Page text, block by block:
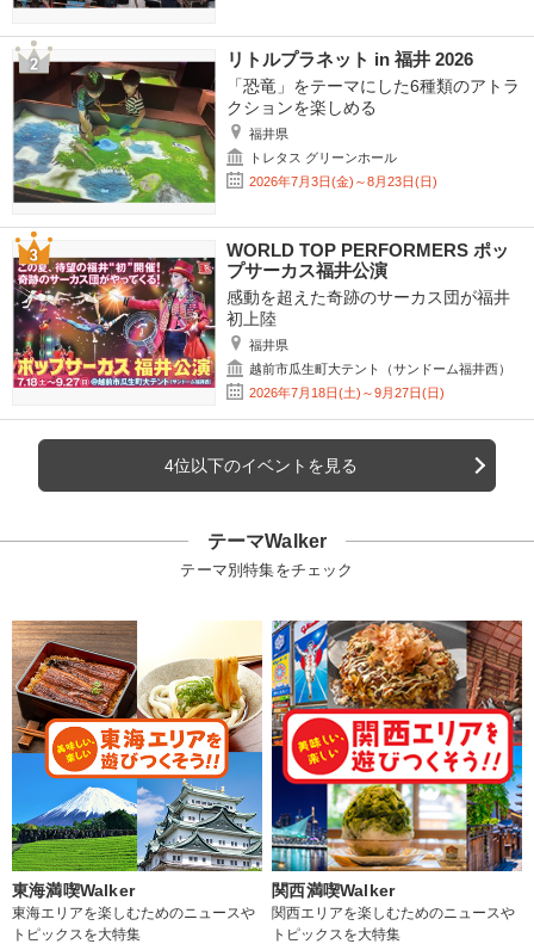
リトルプラネット in 福井 2026
「恐竜」をテーマにした6種類のアトラ
クションを楽しめる
福井県
トレタス グリーンホール
2026年7月3日(金)～8月23日(日)
WORLD TOP PERFORMERS ポッ
プサーカス福井公演
感動を超えた奇跡のサーカス団が福井
初上陸
福井県
越前市瓜生町大テント（サンドーム福井西）
2026年7月18日(土)～9月27日(日)
4位以下のイベントを見る
テーマWalker
テーマ別特集をチェック
東海満喫Walker
東海エリアを楽しむためのニュースや
トピックスを大特集
関西満喫Walker
関西エリアを楽しむためのニュースや
トピックスを大特集